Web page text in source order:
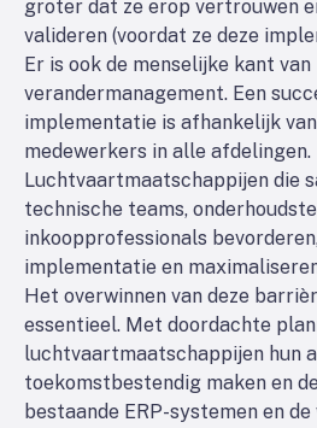
groter dat ze erop vertrouwen
valideren (voordat ze deze
Er is ook de menselijke kant van
verandermanagement. Een
implementatie is afhankelijk
medewerkers in alle afdelingen.
Luchtvaartmaatschappijen die
technische teams,
inkoopprofessionals
implementatie en
Het overwinnen van deze
essentieel. Met doordachte
luchtvaartmaatschappijen hun
toekomstbestendig maken en
bestaande ERP-systemen en